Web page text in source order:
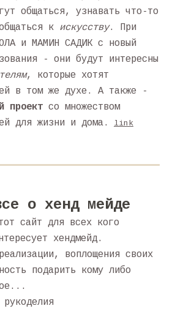
общаться, узнавать что-то
к искусству. При
и МАМИН САДИК с новый
- они будут интересны
, которые хотят
в том же духе. А также -
проект со множеством
для жизни и дома.
link
о хенд мейде
сайт для всех кого
хендмейд.
воплощения своих
подарить кому либо